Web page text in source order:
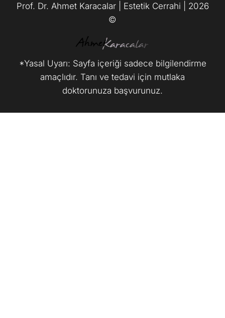
Prof. Dr. Ahmet Karacalar | Estetik Cerrahi | 2026
©️
*Yasal Uyarı: Sayfa içeriği sadece bilgilendirme
amaçlıdır. Tanı ve tedavi için mutlaka
doktorunuza başvurunuz.